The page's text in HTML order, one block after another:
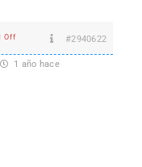
Off #2940622
1 año hace